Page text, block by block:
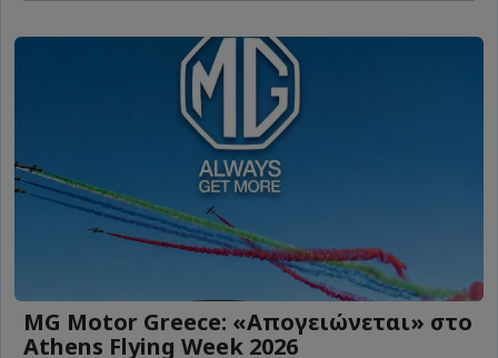
MG Motor Greece: «Απογειώνεται» στο
Athens Flying Week 2026